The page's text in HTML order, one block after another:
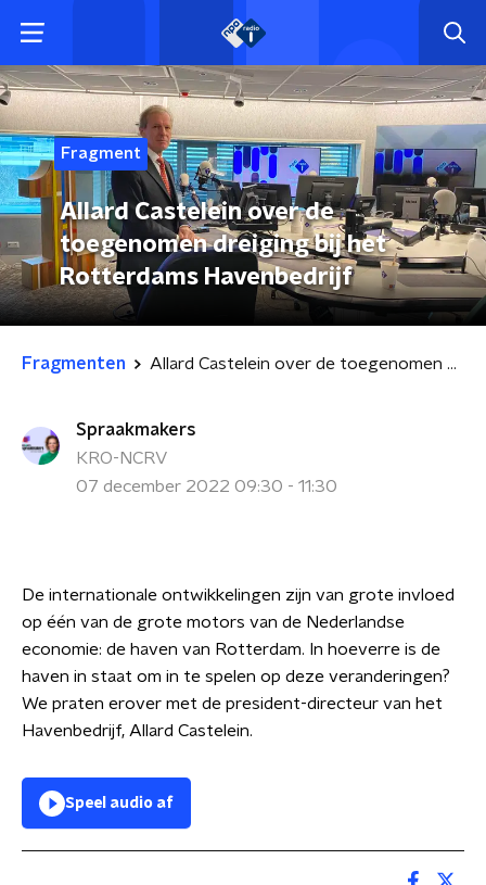
Fragment
Allard Castelein over de
toegenomen dreiging bij het
Rotterdams Havenbedrijf
Fragmenten Allard Castelein over de toegenomen dreiging bij het Rotterdams Havenbedrijf
Spraakmakers
KRO-NCRV
07 december 2022 09:30 - 11:30
De internationale ontwikkelingen zijn van grote invloed
op één van de grote motors van de Nederlandse
economie: de haven van Rotterdam. In hoeverre is de
haven in staat om in te spelen op deze veranderingen?
We praten erover met de president-directeur van het
Havenbedrijf, Allard Castelein.
Speel audio af